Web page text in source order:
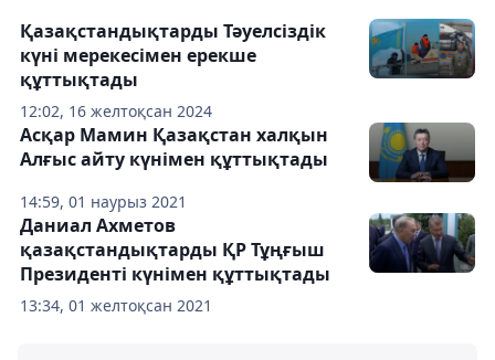
12:02, 16 желтоқсан 2024
Қазақстандықтарды Тәуелсіздік
күні мерекесімен ерекше
құттықтады
14:59, 01 наурыз 2021
Асқар Мамин Қазақстан халқын
Алғыс айту күнімен құттықтады
13:34, 01 желтоқсан 2021
Даниал Ахметов
қазақстандықтарды ҚР Тұңғыш
Президенті күнімен құттықтады